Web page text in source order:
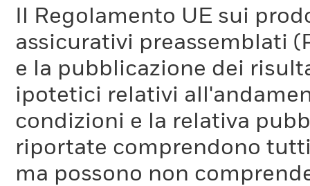
Il Regolamento UE sui
assicurativi preassemblati
e la pubblicazione dei
ipotetici relativi
condizioni e la relativa
riportate comprendono
ma possono non